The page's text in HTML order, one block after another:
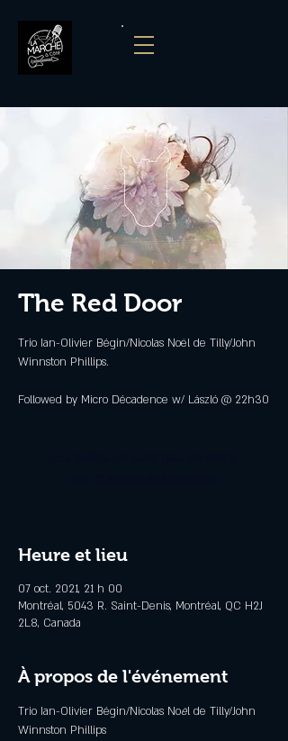
The Red Door
Trio Ian-Olivier Bégin/Nicolas Noël de Tilly/John
Winnston Phillips.
Followed by Micro Décadence w/ László @ 22h30
Heure et lieu
07 oct. 2021, 21 h 00
Montréal, 5043 R. Saint-Denis, Montréal, QC H2J
2L8, Canada
À propos de l'événement
Trio Ian-Olivier Bégin/Nicolas Noël de Tilly/John
Winnston Phillips